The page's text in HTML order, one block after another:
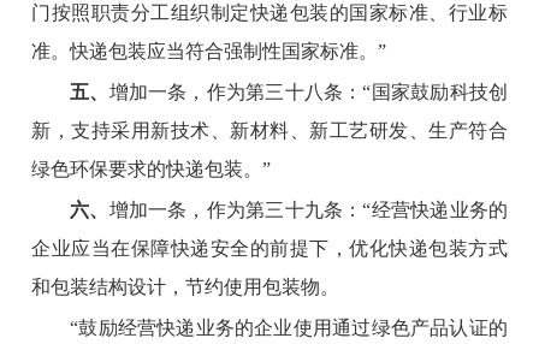
门按照职责分工组织制定快递包装的国家标准、行业标
准。快递包装应当符合强制性国家标准。”
五、 增加一条，作为第三十八条：“国家鼓励科技创
新，支持采用新技术、新材料、新工艺研发、生产符合
绿色环保要求的快递包装。”
六、 增加一条，作为第三十九条：“经营快递业务的
企业应当在保障快递安全的前提下，优化快递包装方式
和包装结构设计，节约使用包装物。
“鼓励经营快递业务的企业使用通过绿色产品认证的